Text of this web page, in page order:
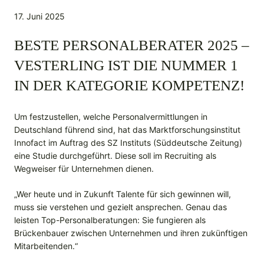
17. Juni 2025
BESTE PERSONALBERATER 2025 –
VESTERLING IST DIE NUMMER 1
IN DER KATEGORIE KOMPETENZ!
Um festzustellen, welche Personalvermittlungen in
Deutschland führend sind, hat das Marktforschungsinstitut
Innofact im Auftrag des SZ Instituts (Süddeutsche Zeitung)
eine Studie durchgeführt. Diese soll im Recruiting als
Wegweiser für Unternehmen dienen.
„Wer heute und in Zukunft Talente für sich gewinnen will,
muss sie verstehen und gezielt ansprechen. Genau das
leisten Top-Personalberatungen: Sie fungieren als
Brückenbauer zwischen Unternehmen und ihren zukünftigen
Mitarbeitenden.“